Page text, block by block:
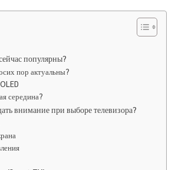
популярны?
пор актуальны?
середина?
внимание при выборе телевизора?